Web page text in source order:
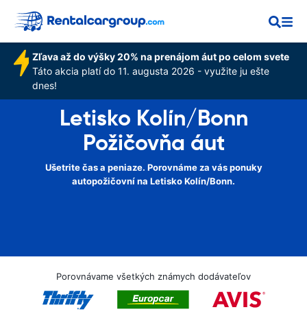
Zľava až do výšky 20% na prenájom áut po celom svete
Táto akcia platí do 11. augusta 2026 - využite ju ešte
dnes!
Letisko Kolín/Bonn
Požičovňa áut
Ušetrite čas a peniaze. Porovnáme za vás ponuky
autopožičovní na Letisko Kolín/Bonn.
Porovnávame všetkých známych dodávateľov